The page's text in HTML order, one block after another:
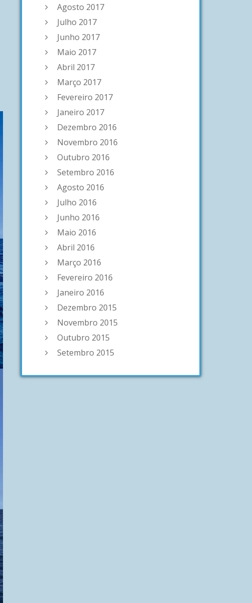
Agosto 2017
Julho 2017
Junho 2017
Maio 2017
Abril 2017
Março 2017
Fevereiro 2017
Janeiro 2017
Dezembro 2016
Novembro 2016
Outubro 2016
Setembro 2016
Agosto 2016
Julho 2016
Junho 2016
Maio 2016
Abril 2016
Março 2016
Fevereiro 2016
Janeiro 2016
Dezembro 2015
Novembro 2015
Outubro 2015
Setembro 2015